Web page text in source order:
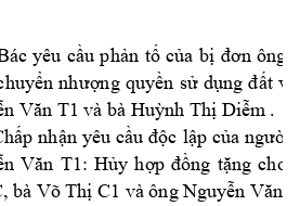
yêu cầu phản tố của bị đơn ông
yển nhượng quyền sử dụng đất
Văn T1 và bà Huỳnh Thị Diễm .
nhận yêu cầu độc lập của người
Văn T1: Hủy hợp đồng tặng cho
, bà Võ Thị C1 và ông Nguyễn Văn